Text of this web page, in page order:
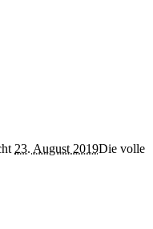
23. August 2019Die volle